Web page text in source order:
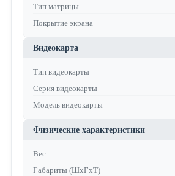
Тип матрицы
Покрытие экрана
Видеокарта
Тип видеокарты
Серия видеокарты
Модель видеокарты
Физические характеристики
Вес
Габариты (ШхГхТ)